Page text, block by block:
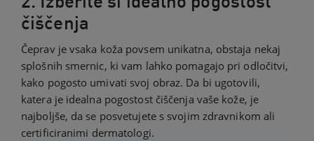
čiščenja
Čeprav je vsaka koža povsem unikatna, obstaja nekaj
splošnih smernic, ki vam lahko pomagajo pri odločitvi,
kako pogosto umivati svoj obraz. Da bi ugotovili,
katera je idealna pogostost čiščenja vaše kože, je
najboljše, da se posvetujete s svojim zdravnikom ali
certificiranimi dermatologi.